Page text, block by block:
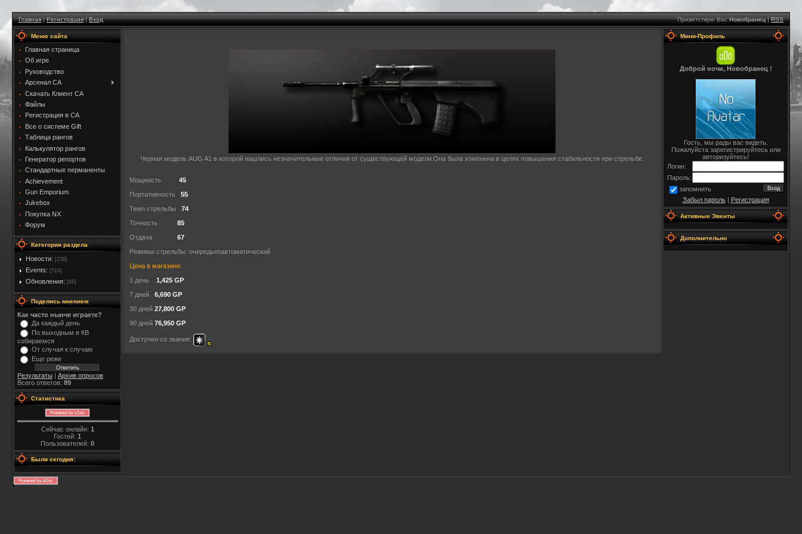
Главная|Регистрация|Вход Приветствую Вас Новобранец|RSS
Меню сайта
Главная страница
Об игре
Руководство
Арсенал CA
Скачать Клиент CA
Файлы
Регистрация в CA
Все о системе Gift
Таблица рангов
Калькулятор рангов
Генератор репортов
Стандартные перманенты
Achievement
Gun Emporium
Jukebox
Покупка NX
Форум
Категории раздела
Новости: [238]
Events: [519]
Обновления: [66]
Поделись мнением
Как часто нынче играете?
Да каждый день
По выходным в КВ
собираемся
От случая к случаю
Еще реже
Результаты | Архив опросов
Всего ответов: 89
Статистика
Сейчас онлайн: 1
Гостей: 1
Пользователей: 0
Были сегодня:
Черная модель AUG A1 в которой нашлись незначительные отличия от существующей модели.Она была изменена в целях повышения стабильности при стрельбе.
Мощность 45
Портативность 55
Темп стрельбы 74
Точность 85
Отдача 67
Режимы стрельбы: очередью\автоматический
Цена в магазине:
1 день
1,425 GP
7 дней 6,690 GP
30 дней 27,800 GP
90 дней 76,950 GP
Доступен со звания:
Мини-Профиль
Доброй ночи, Новобранец !
Гость, мы рады вас видеть.
Пожалуйста зарегистрируйтесь или
авторизуйтесь!
Логин:
Пароль:
запомнить
Забыл пароль| Регистрация
Активные Эвенты
Дополнительно